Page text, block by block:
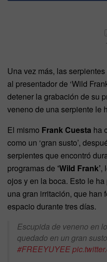
Una vez más, las
al presentador de ‘Wild
detener la grabación de su
veneno de una serpiente le
El mismo Frank Cuesta ha
como un ‘gran susto’,
serpientes que encontró
programas de ‘Wild Frank’,
ojos y en la boca. Esto le
una gran irritación, que han
espacio durante tres días.
Escupida de veneno en
quedado en un gran
#FREEYUYEE